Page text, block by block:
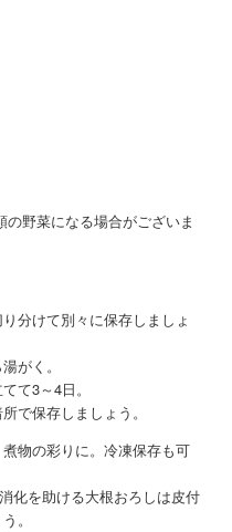
野菜になる場合がございま
分けて別々に保存しましょ
がく。
て3～4日。
で保存しましょう。
物の彩りに。冷凍保存も可
化を助ける大根おろしは皮付
。